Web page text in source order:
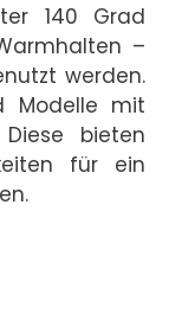
140 Grad
–
werden.
Modelle mit
Diese bieten
für ein